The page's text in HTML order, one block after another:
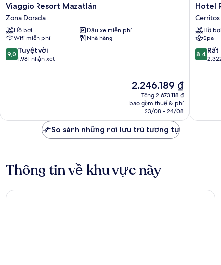
Viaggio
Resort
Mazatlán
Zona
Dorada
Viaggio Resort Mazatlán
Zona Dorada
Hồ bơi
Đậu xe miễn phí
Wifi miễn phí
Nhà hàng
9.0
trên
9,0 Tuyệt vời
1.981 nhận xét
Giá
hiện
tại
2.246.189 ₫
2.246.189 ₫
Tổng 2.673.118 ₫
bao gồm thuế & phí
23/08 - 24/08
Hotel
Riu
Emerald
Bay
-
All
Inclusive
Hotel
Cerritos
Hồ bơi
Spa
8.4
trên
8,4 Rất
So sánh những nơi lưu trú tương tự
Thông tin về khu vực này